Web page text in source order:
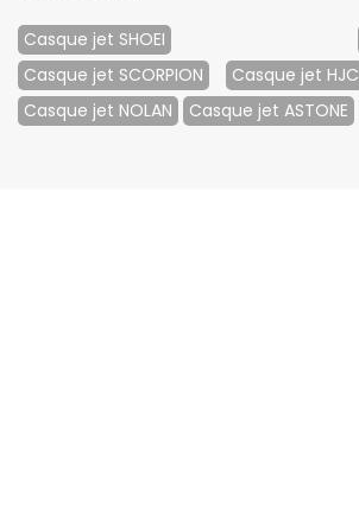
Casque jet SHOEI
Casque jet SCORPION
Casque jet HJC
Casque jet NOLAN
Casque jet ASTONE